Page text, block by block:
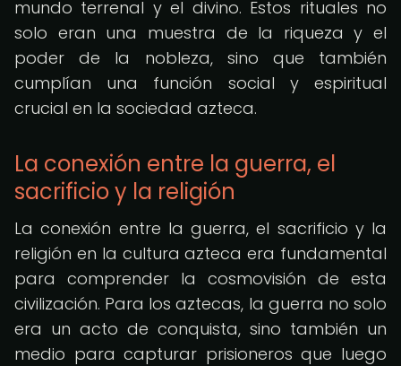
mundo terrenal y el divino. Estos rituales no
solo eran una muestra de la riqueza y el
poder de la nobleza, sino que también
cumplían una función social y espiritual
crucial en la sociedad azteca.
La conexión entre la guerra, el
sacrificio y la religión
La conexión entre la guerra, el sacrificio y la
religión en la cultura azteca era fundamental
para comprender la cosmovisión de esta
civilización. Para los aztecas, la guerra no solo
era un acto de conquista, sino también un
medio para capturar prisioneros que luego